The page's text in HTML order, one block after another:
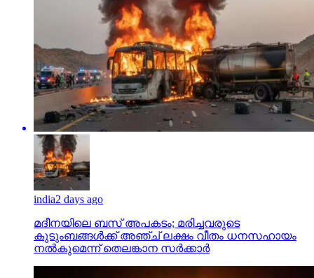
india2 days ago
മദീനയിലെ ബസ് അപകടം; മരിച്ചവരുടെ
കുടുംബങ്ങള്‍ക്ക് അഞ്ച് ലക്ഷം വീതം ധനസഹായം
നല്‍കുമെന്ന് തെലങ്കാന സര്‍ക്കാര്‍